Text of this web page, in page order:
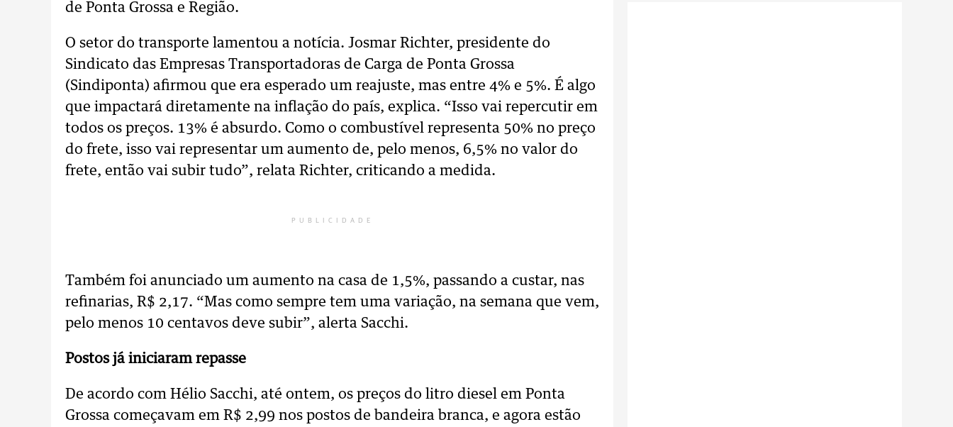
de Ponta Grossa e Região.
O setor do transporte lamentou a notícia. Josmar Richter, presidente do
Sindicato das Empresas Transportadoras de Carga de Ponta Grossa
(Sindiponta) afirmou que era esperado um reajuste, mas entre 4% e 5%. É algo
que impactará diretamente na inflação do país, explica. “Isso vai repercutir em
todos os preços. 13% é absurdo. Como o combustível representa 50% no preço
do frete, isso vai representar um aumento de, pelo menos, 6,5% no valor do
frete, então vai subir tudo”, relata Richter, criticando a medida.
PUBLICIDADE
Também foi anunciado um aumento na casa de 1,5%, passando a custar, nas
refinarias, R$ 2,17. “Mas como sempre tem uma variação, na semana que vem,
pelo menos 10 centavos deve subir”, alerta Sacchi.
Postos já iniciaram repasse
De acordo com Hélio Sacchi, até ontem, os preços do litro diesel em Ponta
Grossa começavam em R$ 2,99 nos postos de bandeira branca, e agora estão